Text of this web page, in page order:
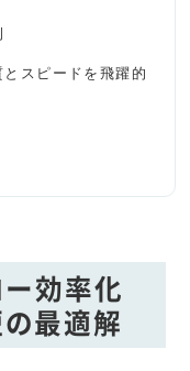
スピードを飛躍的
効率化
最適解